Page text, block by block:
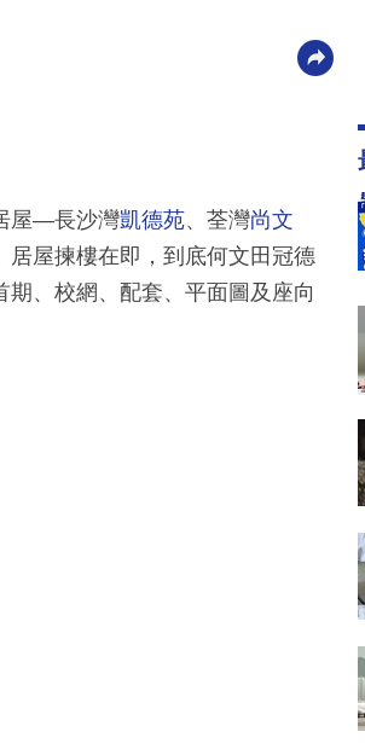
屋—長沙灣凱德苑、荃灣尚文
居屋揀樓在即，到底何文田冠德
、校網、配套、平面圖及座向